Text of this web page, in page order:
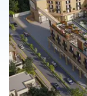
دکانات
26.39 لاکھ
0.2 مرلہ
-